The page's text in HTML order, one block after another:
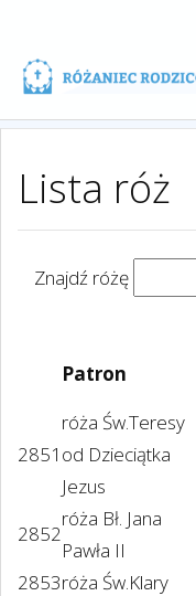
Lista róż
Znajdź różę
Patron
2851
róża Św.Teresy
od Dzieciątka
Jezus
2852
róża Bł. Jana
Pawła II
2853róża Św.Klary